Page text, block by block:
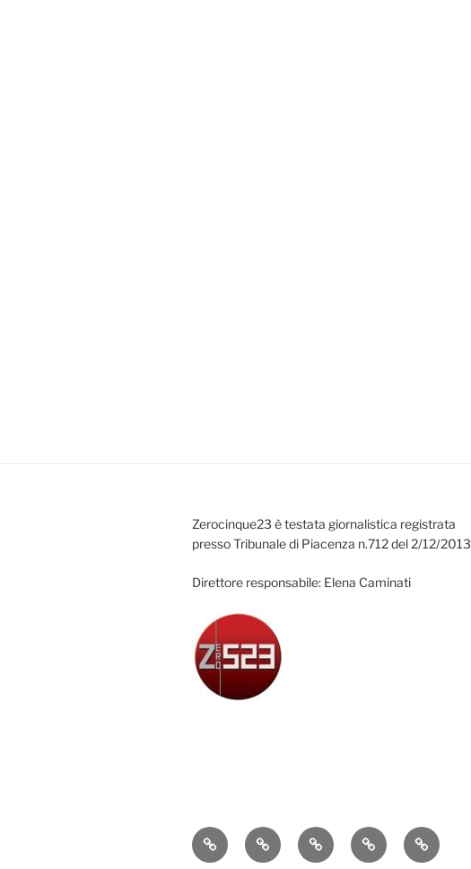
Zerocinque23 è testata giornalistica registrata
presso Tribunale di Piacenza n.712 del 2/12/2013
Direttore responsabile: Elena Caminati
AttualitàCronacaPolitica EconomiaCultura